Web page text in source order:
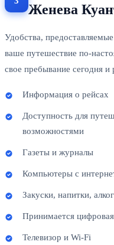
Женева
Удобства,
ваше путешествие по-
свое пребывание сегодня и
Информация о рейсах
Доступность для
возможностями
Газеты и журналы
Компьютеры с
Закуски, напитки,
Принимается цифровая
Телевизор и Wi-Fi